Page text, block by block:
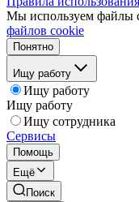
Мы используем файлы
файлов cookie
Понятно
Ищу работу
Ищу работу
Ищу работу
Ищу сотрудника
Сервисы
Помощь
Ещё
Поиск